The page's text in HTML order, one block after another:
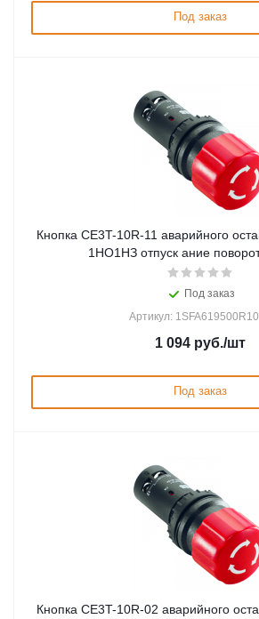
Под заказ
Кнопка CE3T-10R-11 аварийного
1НО1НЗ отпуск ание
Под заказ
Артикул:
1 094 руб./шт
Под заказ
Кнопка CE3T-10R-02 аварийного